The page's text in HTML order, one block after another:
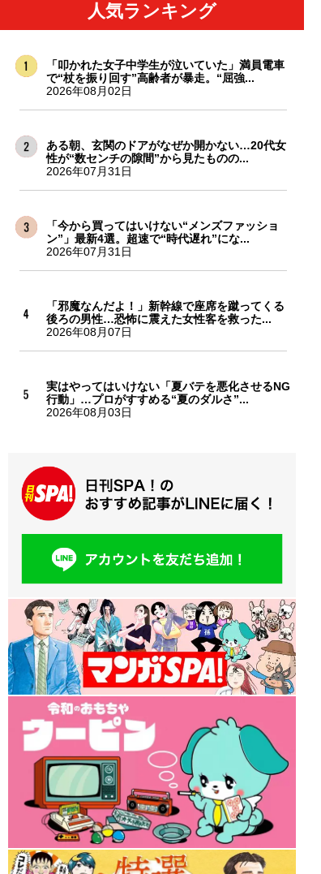
人気ランキング
「叩かれた女子中学生が泣いていた」満員電車
で“杖を振り回す”高齢者が暴走。“屈強...
2026年08月02日
ある朝、玄関のドアがなぜか開かない…20代女
性が“数センチの隙間”から見たものの...
2026年07月31日
「今から買ってはいけない“メンズファッショ
ン”」最新4選。超速で“時代遅れ”にな...
2026年07月31日
「邪魔なんだよ！」新幹線で座席を蹴ってくる
後ろの男性…恐怖に震えた女性客を救った...
2026年08月07日
実はやってはいけない「夏バテを悪化させるNG
行動」…プロがすすめる“夏のダルさ”...
2026年08月03日